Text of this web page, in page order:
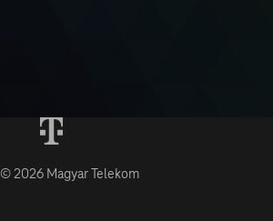
© 2026 Magyar Telekom